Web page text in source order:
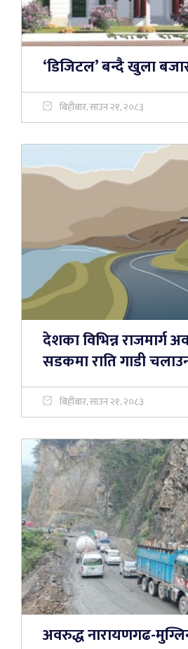
‘डिजिटल’ बन्दै खुला
बिहीबार, साउन २१, २०८३
देशका विभिन्न राजमार्ग
सडकमा राति गाडी
बिहीबार, साउन २१, २०८३
अवरुद्ध नारायणगढ-